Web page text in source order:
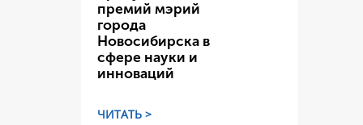
премий мэрий
города
Новосибирска в
сфере науки и
инноваций
ЧИТАТЬ >